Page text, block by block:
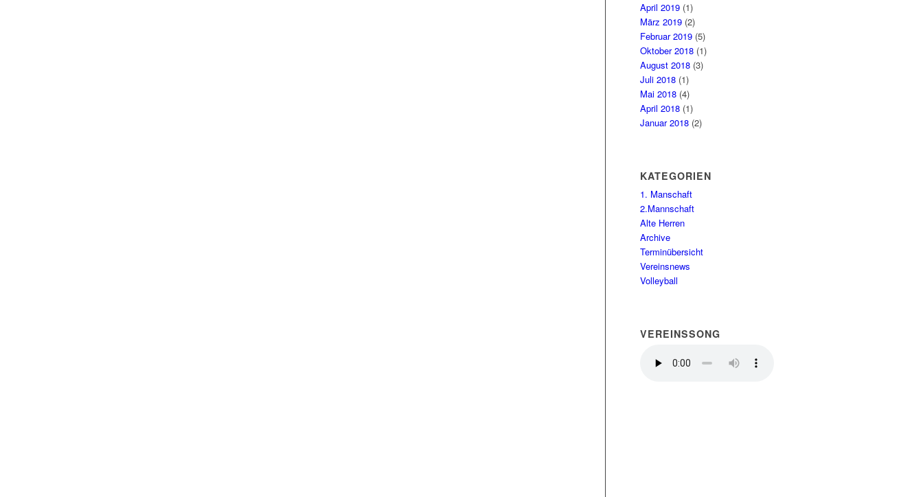
April 2019 (1)
März 2019 (2)
Februar 2019 (5)
Oktober 2018 (1)
August 2018 (3)
Juli 2018 (1)
Mai 2018 (4)
April 2018 (1)
Januar 2018 (2)
KATEGORIEN
1. Manschaft
2.Mannschaft
Alte Herren
Archive
Terminübersicht
Vereinsnews
Volleyball
VEREINSSONG